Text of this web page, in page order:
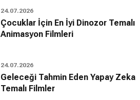
24.07.2026
Çocuklar İçin En İyi Dinozor Temalı
Animasyon Filmleri
24.07.2026
Geleceği Tahmin Eden Yapay Zeka
Temalı Filmler